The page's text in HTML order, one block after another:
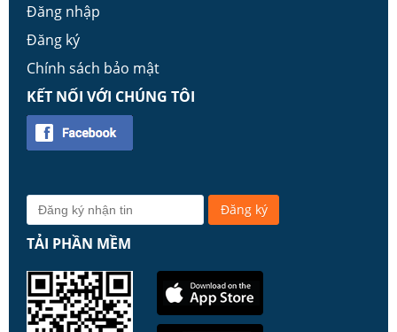
Đăng nhập
Đăng ký
Chính sách bảo mật
KẾT NỐI VỚI CHÚNG TÔI
TẢI PHẦN MỀM